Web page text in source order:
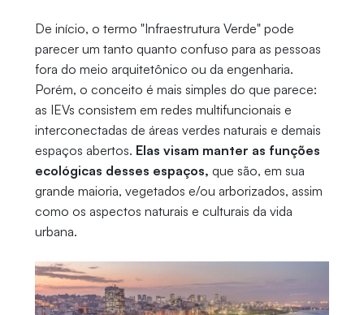
De início, o termo "Infraestrutura Verde" pode
parecer um tanto quanto confuso para as pessoas
fora do meio arquitetônico ou da engenharia.
Porém, o conceito é mais simples do que parece:
as IEVs consistem em redes multifuncionais e
interconectadas de áreas verdes naturais e demais
espaços abertos. Elas visam manter as funções
ecológicas desses espaços, que são, em sua
grande maioria, vegetados e/ou arborizados, assim
como os aspectos naturais e culturais da vida
urbana.